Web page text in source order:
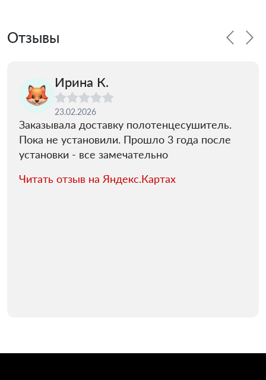
Отзывы
Ирина К.
23.02.2026
Заказывала доставку полотенцесушитель.
Пока не установили. Прошло 3 года после
установки - все замечательно
Читать отзыв на Яндекс.Картах